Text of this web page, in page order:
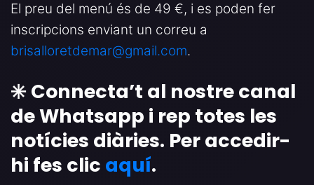
El preu del menú és de 49 €, i es poden fer
inscripcions enviant un correu a
brisalloretdemar@gmail.com.
✳️ Connecta’t al nostre canal
de Whatsapp i rep totes les
notícies diàries. Per accedir-
hi fes clic aquí.